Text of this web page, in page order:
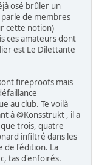
osé brûler un
parle de membres
cette notion)
ces amateurs dont
est Le Dilettante
fireproofs mais
au club. Te voilà
à @Konsstrukt , il a
que trois, quatre
infiltré dans les
de l'édition. La
tas d'enfoirés.